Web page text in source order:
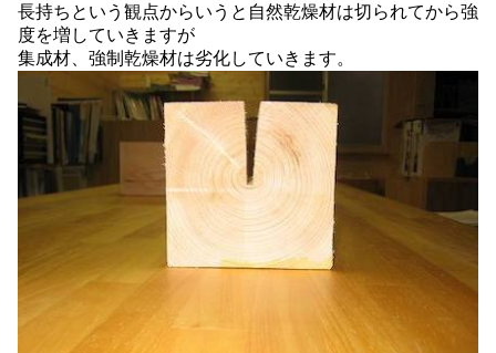
長持ちという観点からいうと自然乾燥材は切られてから強
度を増していきますが
集成材、強制乾燥材は劣化していきます。